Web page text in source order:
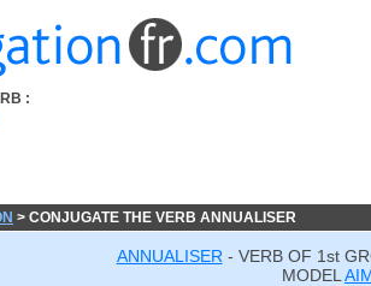
:
> CONJUGATE THE VERB ANNUALISER
ANNUALISER - VERB OF 1st
MODEL